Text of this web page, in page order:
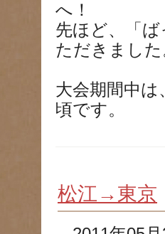
へ！
先ほど、「
ただきました
大会期間中は
頃です。
松江→東京